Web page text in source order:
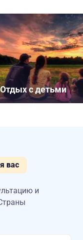
Отдых с детьми
вас
и